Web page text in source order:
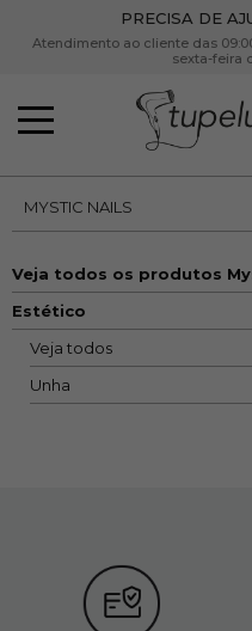
PRECISA DE
Atendimento ao cliente das
sexta-feira
MYSTIC NAILS
Veja todos os produtos
Estético
Veja todos
Unha